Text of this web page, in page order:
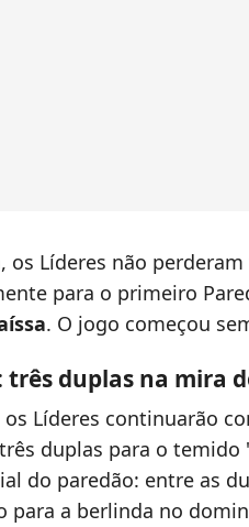
os Líderes não
para o primeiro
. O jogo começou
três duplas na mira
os Líderes continuarão
duplas para o temido
do paredão: entre as
para a berlinda no